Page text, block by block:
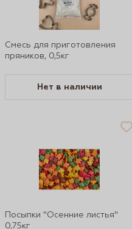
Смесь для приготовления
пряников, 0,5кг
Нет в наличии
Посыпки "Осенние листья"
0,75кг